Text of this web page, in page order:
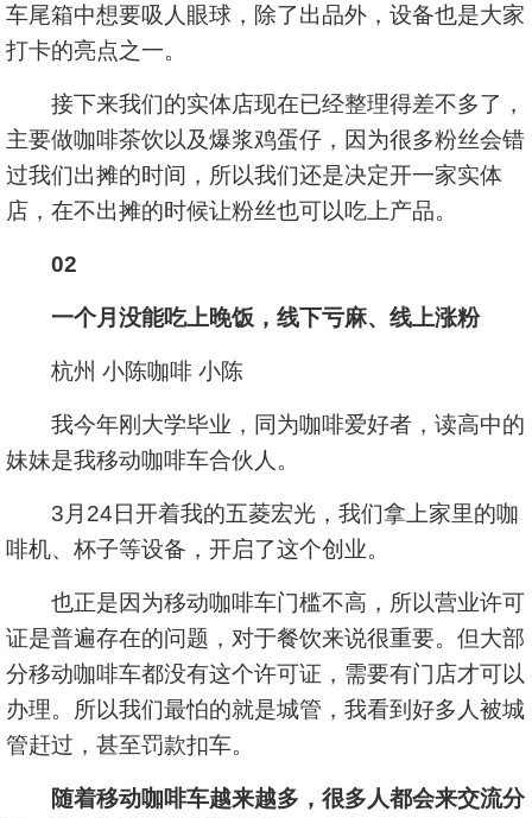
车尾箱中想要吸人眼球，除了出品外，设备也是大家
打卡的亮点之一。
接下来我们的实体店现在已经整理得差不多了，
主要做咖啡茶饮以及爆浆鸡蛋仔，因为很多粉丝会错
过我们出摊的时间，所以我们还是决定开一家实体
店，在不出摊的时候让粉丝也可以吃上产品。
02
一个月没能吃上晚饭，线下亏麻、线上涨粉
杭州 小陈咖啡 小陈
我今年刚大学毕业，同为咖啡爱好者，读高中的
妹妹是我移动咖啡车合伙人。
3月24日开着我的五菱宏光，我们拿上家里的咖
啡机、杯子等设备，开启了这个创业。
也正是因为移动咖啡车门槛不高，所以营业许可
证是普遍存在的问题，对于餐饮来说很重要。但大部
分移动咖啡车都没有这个许可证，需要有门店才可以
办理。所以我们最怕的就是城管，我看到好多人被城
管赶过，甚至罚款扣车。
随着移动咖啡车越来越多，很多人都会来交流分